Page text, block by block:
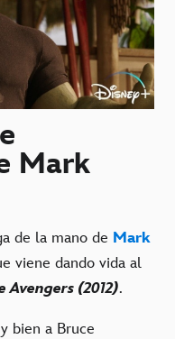
Mark
de la mano de Mark
viene dando vida al
Avengers (2012).
bien a Bruce